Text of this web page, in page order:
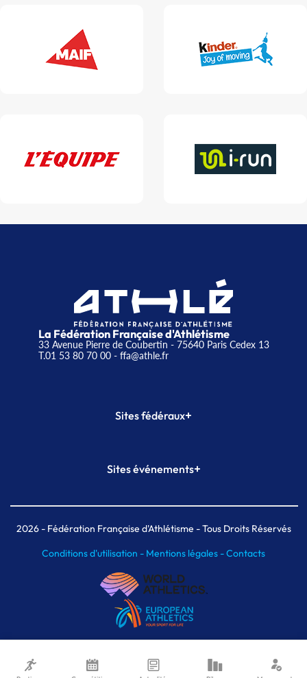
La Fédération Française d'Athlétisme
33 Avenue Pierre de Coubertin - 75640 Paris Cedex 13
T.01 53 80 70 00- ffa@athle.fr
Sites fédéraux+
Plateforme Formation
Sites événements+
Meeting de Paris indoor
MAIF Ekiden de Paris
2026- Fédération Française d'Athlétisme - Tous Droits Réservés
Conditions d'utilisation - Mentions légales -Contacts